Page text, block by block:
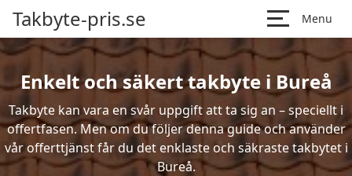
Takbyte-pris.se Menu
Enkelt och säkert takbyte i Bureå
Takbyte kan vara en svår uppgift att ta sig an – speciellt i
offertfasen. Men om du följer denna guide och använder
vår offerttjänst får du det enklaste och säkraste takbytet i
Bureå.